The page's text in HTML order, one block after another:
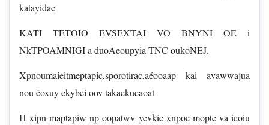
katayidac
KATI TETOIO EVSEXTAI VO BNYNI OE i
NkTPOAMNIGI a duoAeoupyia TNC oukoNEJ.
Xpnoumaieitmeptapic,sporotirac,aéooaap kai avawwajua
nou éoxuy ekybei oov takaekueaoat
H xipn maptapiw np oopatwv yevkic xnpoe mopte va ieoiu